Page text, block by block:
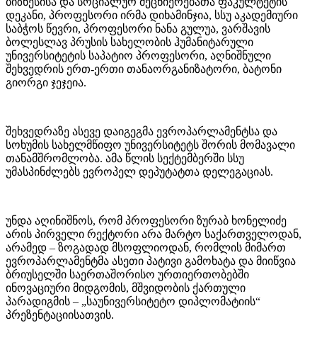
დეკანი, პროფესორი ირმა დიხამინჯია, სსუ აკადემიური
საბჭოს წევრი, პროფესორი ნანა გულუა, ვარშავის
ბოლესლავ პრუსის სახელობის ჰუმანიტარული
უნივერსიტეტის საპატიო პროფესორი, აღნიშნული
შეხვედრის ერთ-ერთი თანაორგანიზატორი, ბატონი
გიორგი ჯეჯეია.
შეხვედრაზე ასევე დაიგეგმა ევროპარლამენტსა და
სოხუმის სახელმწიფო უნივერსიტეტს შორის მომავალი
თანამშრომლობა. ამა წლის სექტემბერში სსუ
უმასპინძლებს ევროპელ დეპუტატთა დელეგაციას.
უნდა აღინიშნოს, რომ პროფესორი ზურაბ ხონელიძე
არის პირველი რექტორი არა მარტო საქართველოდან,
არამედ – ზოგადად მსოფლიოდან, რომლის მიმართ
ევროპარლამენტმა ასეთი პატივი გამოხატა და მიიწვია
ბრიუსელში საერთაშორისო ურთიერთობებში
ინოვაციური მიდგომის, მშვიდობის ქართული
პარადიგმის – „საუნივერსიტეტო დიპლომატიის“
პრეზენტაციისათვის.